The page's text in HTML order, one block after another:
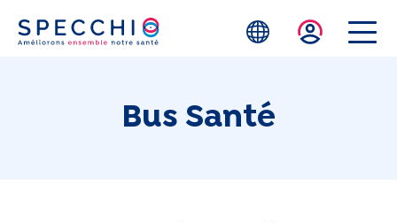
Skip to main content
Bus Santé